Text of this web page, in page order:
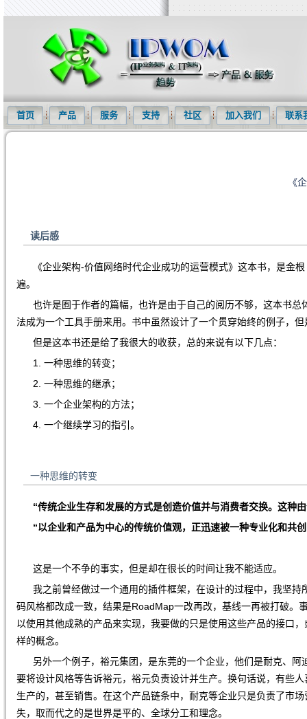
首页 产品 服务 支持 社区 加入我们 联系
《
读后感
《企业架构-价值网络时代企业成功的运营模式》这本书，是金根
遍。
也许是囿于作者的篇幅，也许是由于自己的阅历不够，这本书总
法成为一个工具手册来用。书中虽然设计了一个贯穿始终的例子，
但是这本书还是给了我很大的收获，总的来说有以下几点：
1. 一种思维的转变；
2. 一种思维的继承；
3. 一个企业架构的方法；
4. 一个继续学习的指引。
一种思维的转变
“传统企业生存和发展的方式是创造价值并与消费者交换。这种
“以企业和产品为中心的传统价值观，正迅速被一种专业化和共
这是一个不争的事实，但是却在很长的时间让我不能适应。
我之前曾经做过一个通用的插件框架，在设计的过程中，我坚持
码风格都改成一致，结果是RoadMap一改再改，基线一再被打破。
以使用其他成熟的产品来实现，我要做的只是使用这些产品的接口
样的概念。
另外一个例子，裕元集团，是东莞的一个企业，他们是耐克、阿
要将设计风格等告诉裕元，裕元负责设计并生产。换句话说，有些
生产的，甚至销售。在这个产品链条中，耐克等企业只是负责了市
失，取而代之的是世界是平的、全球分工和理念。